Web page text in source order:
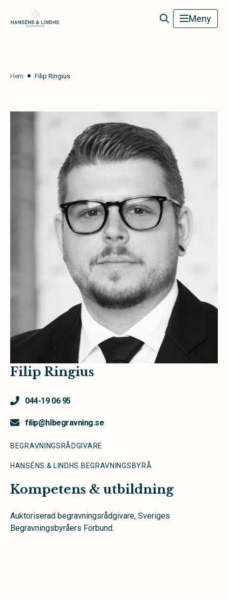
Hanséns & Lindhs Begravningsbyrå Meny
Hem Filip Ringius
Filip Ringius
044-19 06 95
filip@hlbegravning.se
BEGRAVNINGSRÅDGIVARE
HANSÉNS & LINDHS BEGRAVNINGSBYRÅ
Kompetens & utbildning
Auktoriserad begravningsrådgivare, Sveriges
Begravningsbyråers Förbund.